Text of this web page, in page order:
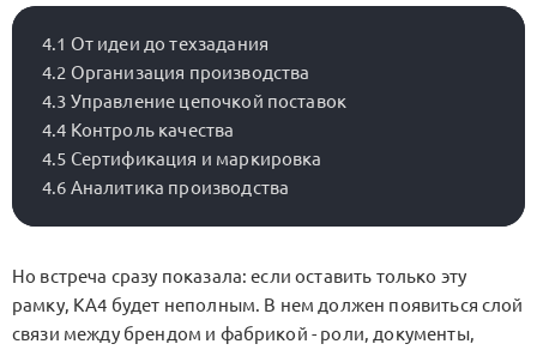
4.1 От идеи до техзадания
4.2 Организация производства
4.3 Управление цепочкой поставок
4.4 Контроль качества
4.5 Сертификация и маркировка
Но встреча сразу показала: если оставить только эту
рамку, KA4 будет неполным. В нем должен появиться слой
связи между брендом и фабрикой - роли, документы,